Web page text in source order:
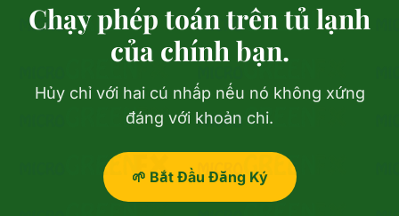
Chạy phép toán trên tủ lạnh
của chính bạn.
Hủy chỉ với hai cú nhấp nếu nó không xứng
đáng với khoản chi.
🌱 Bắt Đầu Đăng Ký